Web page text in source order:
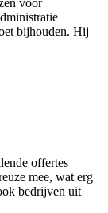
voor
bijhouden. Hij
offertes
mee, wat erg
bedrijven uit